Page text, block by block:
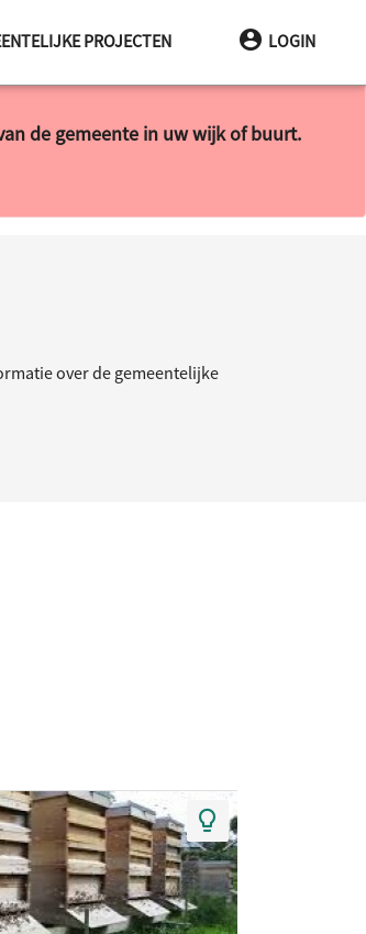
PROJECTEN LOGIN
de gemeente in uw wijk of buurt.
over de gemeentelijke